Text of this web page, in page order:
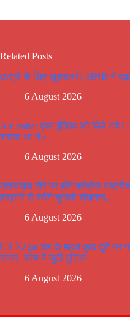
Related Posts
छात्रों के लिए खुशखबरी, HNB ने
6 August 2026
Air India: एयर इंडिया को मिले नये
बनाया था नं०
6 August 2026
उत्तराखंड दौरे पर होंगे कांग्रेस
हल्द्वानी से करेंगे चुनावी शंखनाद..
6 August 2026
US Nagar:घर के महज कुछ दूरी पर
फरार, जांच में जुटी पुलिस
6 August 2026